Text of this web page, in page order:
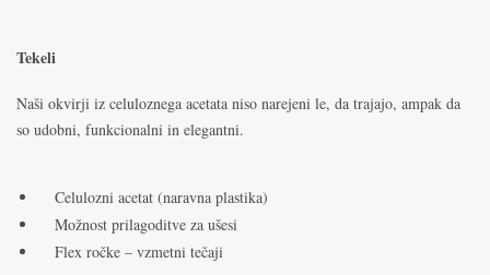
Tekeli
Naši okvirji iz celuloznega acetata niso narejeni le, da trajajo, ampak da
so udobni, funkcionalni in elegantni.
Celulozni acetat (naravna plastika)
Možnost prilagoditve za ušesi
Flex ročke – vzmetni tečaji